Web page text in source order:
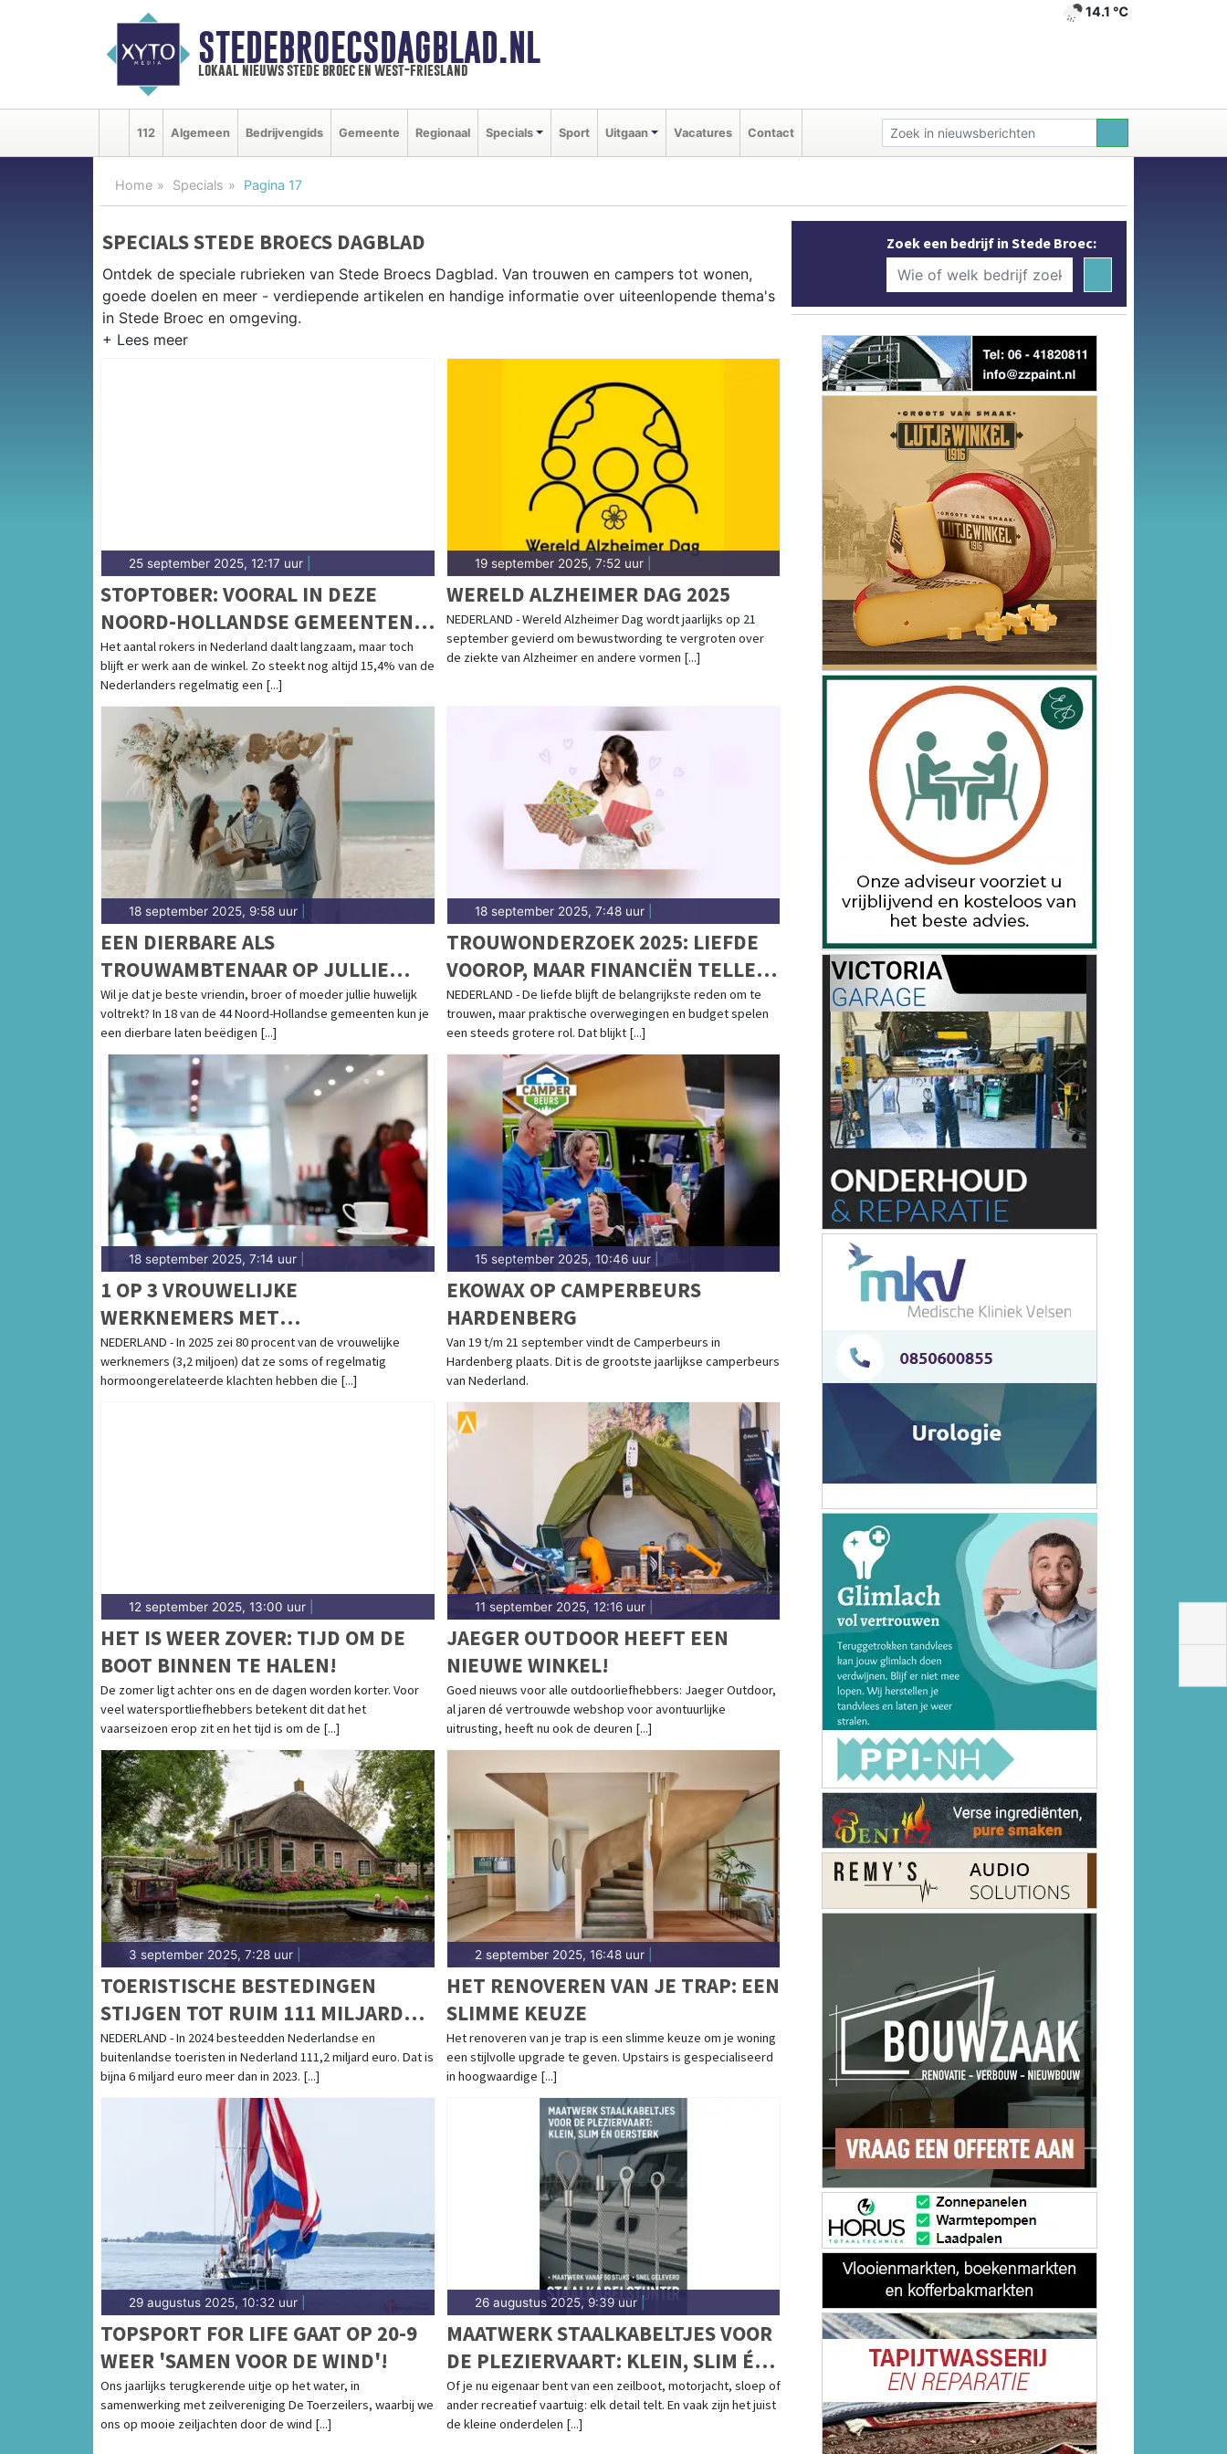
STEDEBROECSDAGBLAD.NL
lokaal nieuws stede broec en west-friesland
14.1 ℃
112 Algemeen Bedrijvengids Gemeente Regionaal Specials Sport Uitgaan Vacatures Contact
Home Specials Pagina 17
SPECIALS STEDE BROECS DAGBLAD
Ontdek de speciale rubrieken van Stede Broecs Dagblad. Van trouwen en campers tot wonen,
goede doelen en meer - verdiepende artikelen en handige informatie over uiteenlopende thema's
in Stede Broec en omgeving.
25 september 2025, 12:17 uur
STOPTOBER: VOORAL IN DEZE
NOORD-HOLLANDSE GEMEENTEN
WORDT NOG VOLOP GEROOKT
Het aantal rokers in Nederland daalt langzaam, maar toch
blijft er werk aan de winkel. Zo steekt nog altijd 15,4% van de
Nederlanders regelmatig een [...]
19 september 2025, 7:52 uur|
WERELD ALZHEIMER DAG 2025
NEDERLAND - Wereld Alzheimer Dag wordt jaarlijks op 21
september gevierd om bewustwording te vergroten over
de ziekte van Alzheimer en andere vormen [...]
18 september 2025, 9:58 uur
EEN DIERBARE ALS
TROUWAMBTENAAR OP JULLIE
BRUILOFT? DIT KAN IN 18 VAN DE
44 NOORD-HOLLANDSE
GEMEENTEN
Wil je dat je beste vriendin, broer of moeder jullie huwelijk
voltrekt? In 18 van de 44 Noord-Hollandse gemeenten kun je
een dierbare laten beëdigen [...]
18 september 2025, 7:48 uur|
TROUWONDERZOEK 2025: LIEFDE
VOOROP, MAAR FINANCIËN TELLEN
MEE
NEDERLAND - De liefde blijft de belangrijkste reden om te
trouwen, maar praktische overwegingen en budget spelen
een steeds grotere rol. Dat blijkt [...]
18 september 2025, 7:14 uur
1 OP 3 VROUWELIJKE
WERKNEMERS MET
HORMOONGERELATEERDE
KLACHTEN VERBERGT DEZE
NEDERLAND - In 2025 zei 80 procent van de vrouwelijke
werknemers (3,2 miljoen) dat ze soms of regelmatig
hormoongerelateerde klachten hebben die [...]
15 september 2025, 10:46 uur|
EKOWAX OP CAMPERBEURS
HARDENBERG
Van 19 t/m 21 september vindt de Camperbeurs in
Hardenberg plaats. Dit is de grootste jaarlijkse camperbeurs
van Nederland.
12 september 2025, 13:00 uur
HET IS WEER ZOVER: TIJD OM DE
BOOT BINNEN TE HALEN!
De zomer ligt achter ons en de dagen worden korter. Voor
veel watersportliefhebbers betekent dit dat het
vaarseizoen erop zit en het tijd is om de [...]
11 september 2025, 12:16 uur|
JAEGER OUTDOOR HEEFT EEN
NIEUWE WINKEL!
Goed nieuws voor alle outdoorliefhebbers: Jaeger Outdoor,
al jaren dé vertrouwde webshop voor avontuurlijke
uitrusting, heeft nu ook de deuren [...]
3 september 2025, 7:28 uur
TOERISTISCHE BESTEDINGEN
STIJGEN TOT RUIM 111 MILJARD
EURO IN 2024
NEDERLAND - In 2024 besteedden Nederlandse en
buitenlandse toeristen in Nederland 111,2 miljard euro. Dat is
bijna 6 miljard euro meer dan in 2023. [...]
2 september 2025, 16:48 uur|
HET RENOVEREN VAN JE TRAP: EEN
SLIMME KEUZE
Het renoveren van je trap is een slimme keuze om je woning
een stijlvolle upgrade te geven. Upstairs is gespecialiseerd
in hoogwaardige [...]
29 augustus 2025, 10:32 uur
TOPSPORT FOR LIFE GAAT OP 20-9
WEER 'SAMEN VOOR DE WIND'!
Ons jaarlijks terugkerende uitje op het water, in
samenwerking met zeilvereniging De Toerzeilers, waarbij we
ons op mooie zeiljachten door de wind [...]
26 augustus 2025, 9:39 uur|
MAATWERK STAALKABELTJES VOOR
DE PLEZIERVAART: KLEIN, SLIM ÉN
OERSTERK
Of je nu eigenaar bent van een zeilboot, motorjacht, sloep of
ander recreatief vaartuig: elk detail telt. En vaak zijn het juist
de kleine onderdelen [...]
Zoek een bedrijf in Stede Broec: